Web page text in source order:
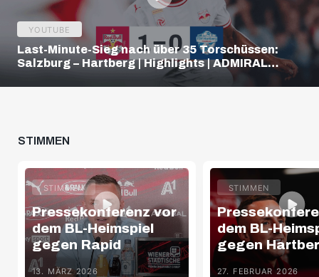
YOUTUBE
Last-Minute-Sieg nach über 35 Torschüssen:
Salzburg – Hartberg | Highlights | ADMIRAL
STIMMEN
STIMMEN
Pressekonferenz vor
dem BL-Heimspiel
gegen Rapid
13. MÄRZ 2026
STIMMEN
dem BL-
gegen
27. FEBRUAR 2026